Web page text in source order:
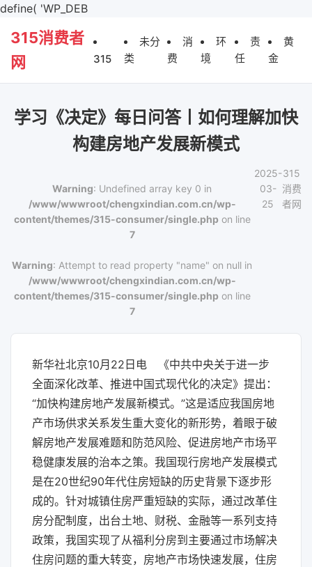
define( 'WP_DEB
315消费者
网
315
未分
类
消
费
环
境
责
任
黄
金
学习《决定》每日问答丨如何理解加快
构建房地产发展新模式
Warning: Undefined array key 0 in
/www/wwwroot/chengxindian.com.cn/wp-
content/themes/315-consumer/single.phpon line
7
Warning: Attempt to read property "name" on null in
/www/wwwroot/chengxindian.com.cn/wp-
content/themes/315-consumer/single.phpon line
7
2025-
03-
25
315
消费
者网
新华社北京10月22日电 《中共中央关于进一步
全面深化改革、推进中国式现代化的决定》提出：
“加快构建房地产发展新模式。”这是适应我国房地
产市场供求关系发生重大变化的新形势，着眼于破
解房地产发展难题和防范风险、促进房地产市场平
稳健康发展的治本之策。我国现行房地产发展模式
是在20世纪90年代住房短缺的历史背景下逐步形
成的。针对城镇住房严重短缺的实际，通过改革住
房分配制度，出台土地、财税、金融等一系列支持
政策，我国实现了从福利分房到主要通过市场解决
住房问题的重大转变，房地产市场快速发展，住房